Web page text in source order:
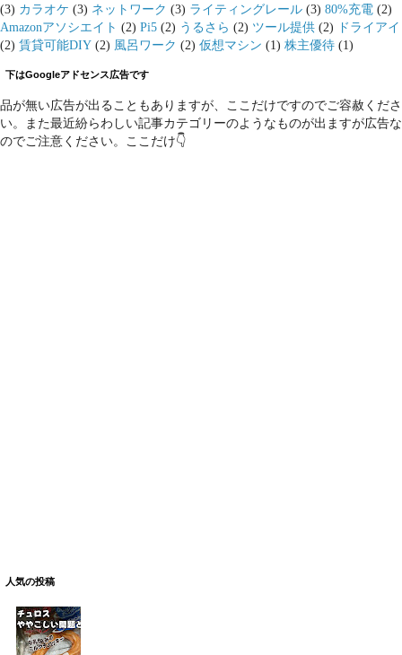
(3) カラオケ (3) ネットワーク (3) ライティングレール (3) 80%充電 (2)
Amazonアソシエイト (2) Pi5 (2) うるさら (2) ツール提供 (2)
ドライアイ
(2) 賃貸可能DIY (2) 風呂ワーク (2) 仮想マシン (1) 株主優待 (1)
下はGoogleアドセンス広告です
品が無い広告が出ることもありますが、ここだけですのでご容赦くださ
い。また最近紛らわしい記事カテゴリーのようなものが出ますが広告な
のでご注意ください。ここだけ👇
人気の投稿